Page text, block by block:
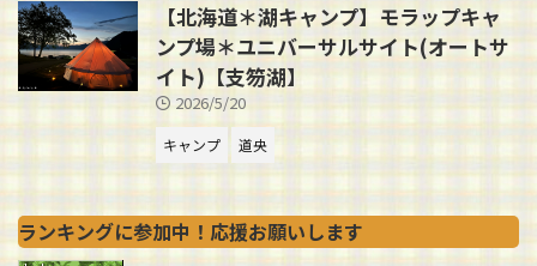
【北海道＊湖キャンプ】モラップキャ
ンプ場＊ユニバーサルサイト(オートサ
イト)【支笏湖】
2026/5/20
キャンプ 道央
ランキングに参加中！応援お願いします